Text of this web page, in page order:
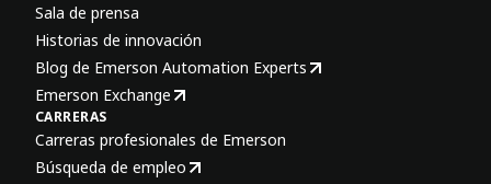
Sala de prensa
Historias de innovación
Blog de Emerson Automation Experts
Emerson Exchange
CARRERAS
Carreras profesionales de Emerson
Búsqueda de empleo